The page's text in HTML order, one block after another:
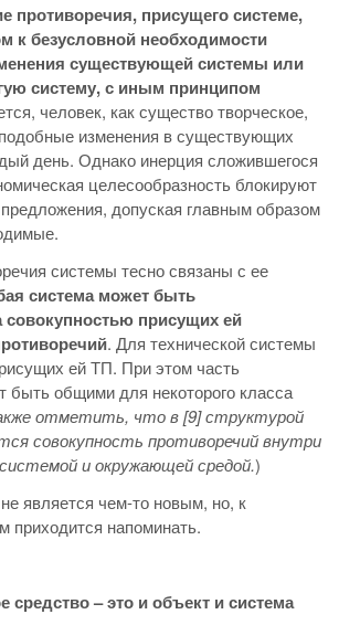
противоречия, присущего системе,
к безусловной необходимости
существующей системы или
систему, с иным принципом
человек, как существо творческое,
изменения в существующих
день. Однако инерция сложившегося
целесообразность блокируют
допуская главным образом
системы тесно связаны с ее
система может быть
совокупностью присущих ей
. Для технической системы
ей ТП. При этом часть
быть общими для некоторого класса
отметить, что в [9] структурой
совокупность противоречий внутри
и окружающей средой.)
является чем-то новым, но, к
приходится напоминать.
средство – это и объект и система